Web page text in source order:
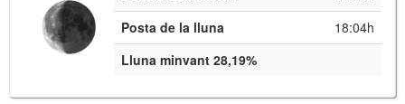
Posta de la lluna
18:04h
Lluna minvant 28,19%